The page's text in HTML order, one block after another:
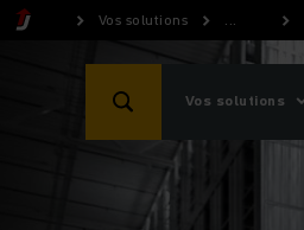
Vos solutions ...
Vos solutions